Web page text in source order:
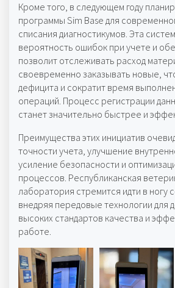
Кроме того, в следующем году
программы Sim Base для
списания диагностикумов. Эта
вероятность ошибок при учете и
позволит отслеживать расход
своевременно заказывать новые,
дефицита и сократит время
операций. Процесс регистрации
станет значительно быстрее и
Преимущества этих инициатив
точности учета, улучшение
усиление безопасности и
процессов. Республиканская
лаборатория стремится идти в ногу
внедряя передовые технологии для
высоких стандартов качества и
работе.